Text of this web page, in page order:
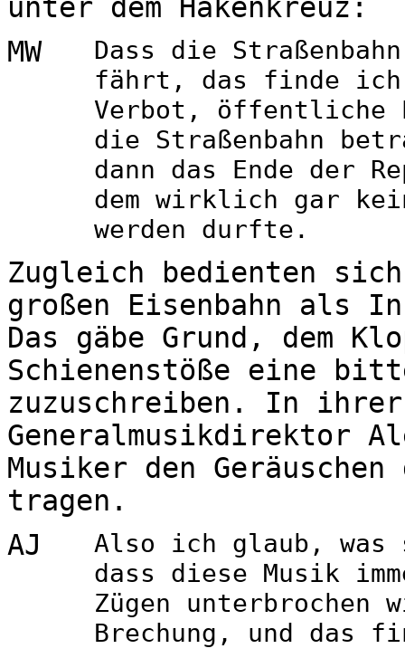
unter dem Hakenkreuz:
Dass die
fährt, das finde
Verbot, öffentliche
die Straßenbahn
dann das Ende der
dem wirklich gar
werden durfte.
MW
Zugleich bedienten
großen Eisenbahn als
Das gäbe Grund, dem
Schienenstöße eine
zuzuschreiben. In
Generalmusikdirektor
Musiker den Geräuschen
tragen.
Also ich glaub,
dass diese Musik
Zügen
Brechung, und das
AJ